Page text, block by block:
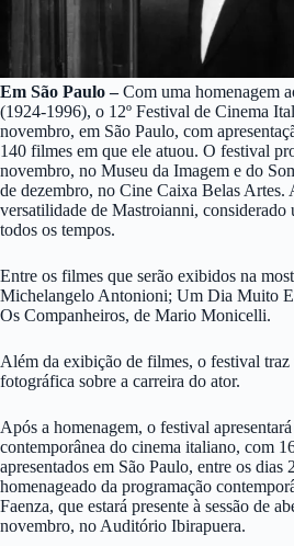
Em São Paulo –Com uma homenagem
(1924-1996), o 12º Festival de Cinema
novembro, em São Paulo, com
140 filmes em que ele atuou. O festival
novembro, no Museu da Imagem e do
de dezembro, no Cine Caixa Belas Artes.
versatilidade de Mastroianni, considerado
todos os tempos.
Entre os filmes que serão exibidos na
Michelangelo Antonioni; Um Dia Muito
Os Companheiros, de Mario Monicelli.
Além da exibição de filmes, o festival traz
fotográfica sobre a carreira do ator.
Após a homenagem, o festival
contemporânea do cinema italiano, com
apresentados em São Paulo, entre os
homenageado da programação
Faenza, que estará presente à sessão de
novembro, no Auditório Ibirapuera.